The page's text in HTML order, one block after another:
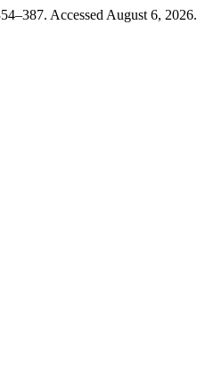
Accessed August 6, 2026.